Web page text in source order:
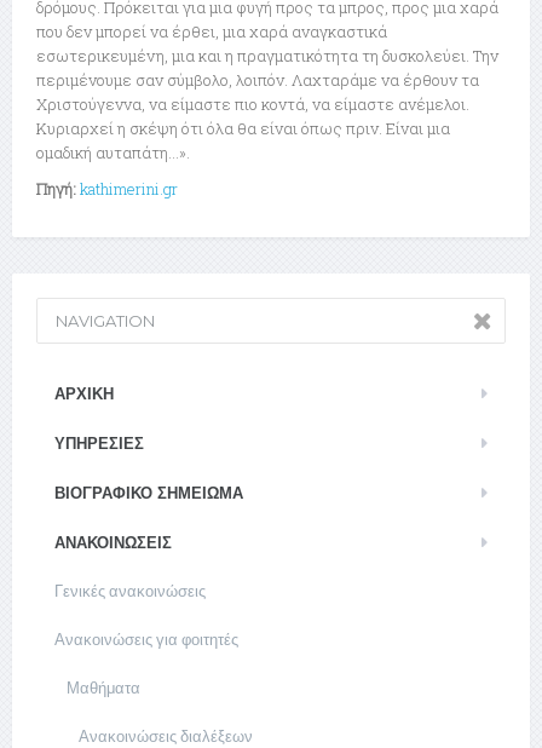
δρόμους. Πρόκειται για μια φυγή προς τα μπρος, προς μια χαρά
που δεν μπορεί να έρθει, μια χαρά αναγκαστικά
εσωτερικευμένη, μια και η πραγματικότητα τη δυσκολεύει. Την
περιμένουμε σαν σύμβολο, λοιπόν. Λαχταράμε να έρθουν τα
Χριστούγεννα, να είμαστε πιο κοντά, να είμαστε ανέμελοι.
Κυριαρχεί η σκέψη ότι όλα θα είναι όπως πριν. Είναι μια
ομαδική αυταπάτη…».
Πηγή:kathimerini.gr
NAVIGATION
ΑΡΧΙΚΉ
ΥΠΗΡΕΣΊΕΣ
ΒΙΟΓΡΑΦΙΚΌ ΣΗΜΕΊΩΜΑ
ΑΝΑΚΟΙΝΏΣΕΙΣ
Γενικές ανακοινώσεις
Ανακοινώσεις για φοιτητές
Μαθήματα
Ανακοινώσεις διαλέξεων